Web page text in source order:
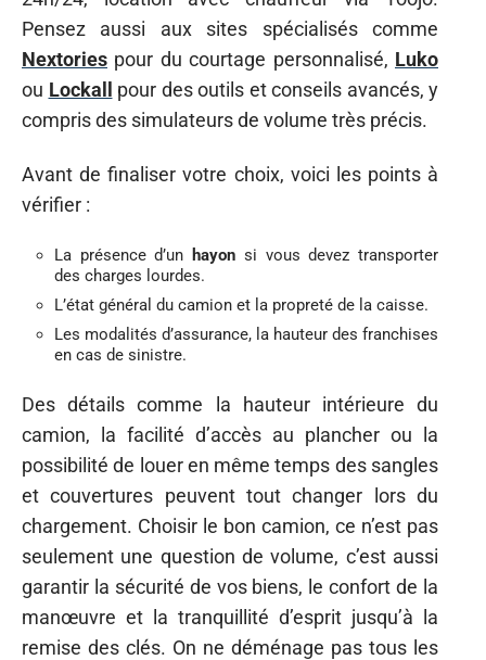
Pensez aussi aux sites spécialisés comme
Nextories pour du courtage personnalisé, Luko
ou Lockall pour des outils et conseils avancés, y
compris des simulateurs de volume très précis.
Avant de finaliser votre choix, voici les points à
vérifier :
La présence d’un hayon si vous devez transporter
des charges lourdes.
L’état général du camion et la propreté de la caisse.
Les modalités d’assurance, la hauteur des franchises
en cas de sinistre.
Des détails comme la hauteur intérieure du
camion, la facilité d’accès au plancher ou la
possibilité de louer en même temps des sangles
et couvertures peuvent tout changer lors du
chargement. Choisir le bon camion, ce n’est pas
seulement une question de volume, c’est aussi
garantir la sécurité de vos biens, le confort de la
manœuvre et la tranquillité d’esprit jusqu’à la
remise des clés. On ne déménage pas tous les